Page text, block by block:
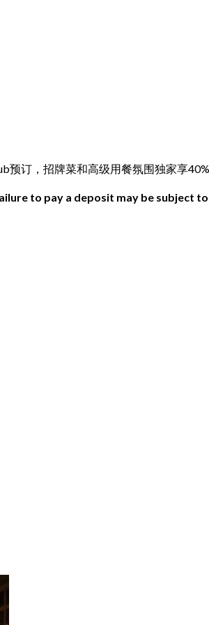
订，招牌菜和高级用餐氛围独家享40%
to pay a deposit may be subject